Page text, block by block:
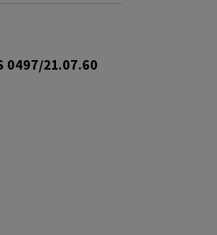
0497/21.07.60